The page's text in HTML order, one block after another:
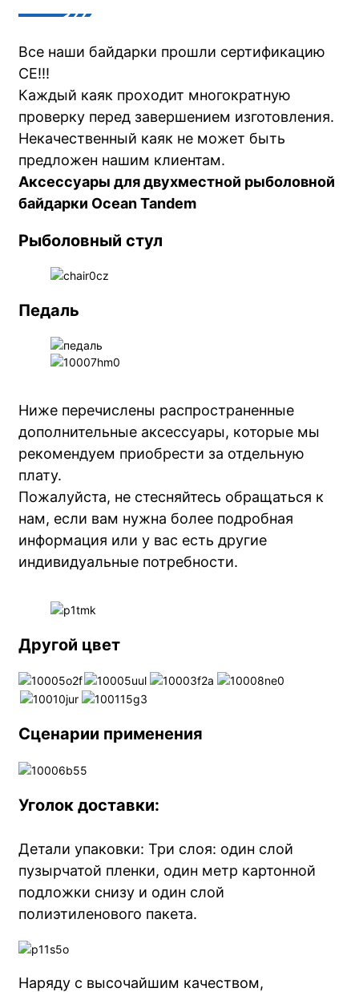
Все наши байдарки прошли сертификацию
CE!!!
Каждый каяк проходит многократную
проверку перед завершением изготовления.
Некачественный каяк не может быть
предложен нашим клиентам.
Аксессуары для двухместной рыболовной
байдарки Ocean Tandem
Рыболовный стул
Педаль
Ниже перечислены распространенные
дополнительные аксессуары, которые мы
рекомендуем приобрести за отдельную
плату.
Пожалуйста, не стесняйтесь обращаться к
нам, если вам нужна более подробная
информация или у вас есть другие
индивидуальные потребности.
Другой цвет
Сценарии применения
Уголок доставки:
Детали упаковки: Три слоя: один слой
пузырчатой ​​пленки, один метр картонной
подложки снизу и один слой
полиэтиленового пакета.
Наряду с высочайшим качеством,